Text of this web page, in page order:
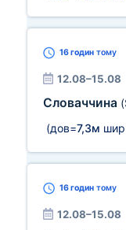
16 годин тому
12.08–15.08
Словаччина
(дов=7,3м
16 годин тому
12.08–15.08